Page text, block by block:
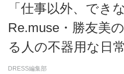
「仕事以外、でき
Re.muse・勝友美
る人の不器用な日常
DRESS編集部